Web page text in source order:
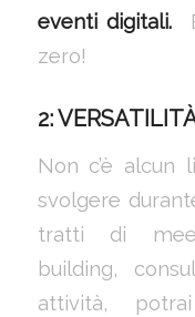
eventi digitali.
zero!
2:
Non c’è alcun
svolgere
tratti di
building,
attività,